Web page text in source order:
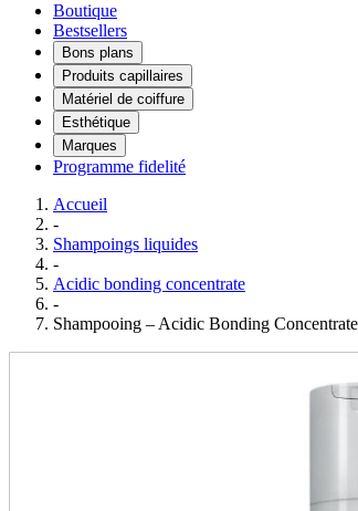
Boutique
Bestsellers
Bons plans
Produits capillaires
Matériel de coiffure
Esthétique
Marques
Programme fidelité
Accueil
-
Shampoings liquides
-
Acidic bonding concentrate
-
Shampooing – Acidic Bonding Concentrate